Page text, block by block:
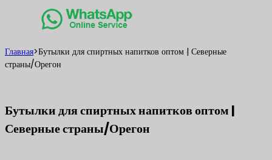
Главная>Бутылки для спиртных напитков оптом | Северные
страны/Орегон
Бутылки для спиртных напитков оптом |
Северные страны/Орегон